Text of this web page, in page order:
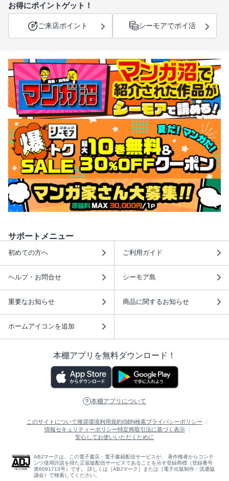
お得にポイントゲット！
ご来店ポイント シーモアでポイ活
サポートメニュー
初めての方へ ご利用ガイド
ヘルプ・お問合せ シーモア島
重要なお知らせ 商品に関するお知らせ
ホームアイコンを追加
本棚アプリを無料ダウンロード！
本棚アプリについて
このサイトについて推奨環境利用規約ISBN検索プライバシーポリシー
情報セキュリティーポリシー特定商取引法に基づく表示
安心してお使いいただくために
ABJマークは、この電子書店・電子書籍配信サービスが、 著作権者からコンテ
ンツ使用許諾を得た正規版配信サービスであることを示す登録商標（登録番号
第6091713号）です。 詳しくは［ABJマーク］または［電子出版制作・流通協
議会］で検索してください。